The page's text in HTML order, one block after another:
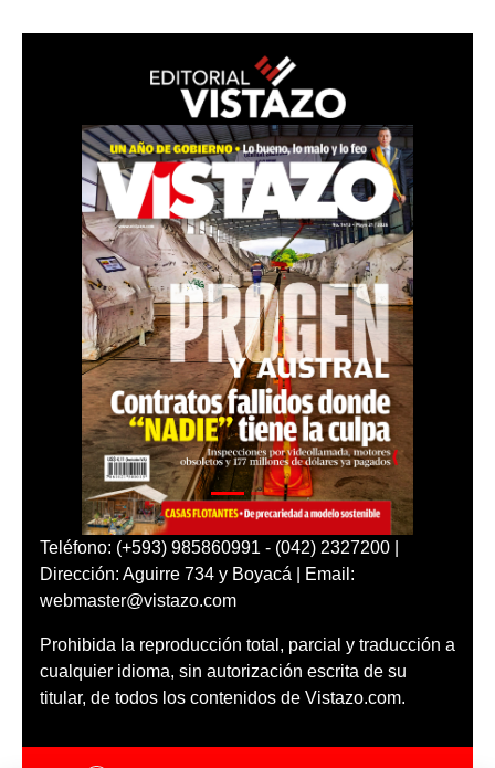
Teléfono: (+593) 985860991 - (042) 2327200 |
Dirección: Aguirre 734 y Boyacá | Email:
webmaster@vistazo.com
Prohibida la reproducción total, parcial y traducción a
cualquier idioma, sin autorización escrita de su
titular, de todos los contenidos de Vistazo.com.